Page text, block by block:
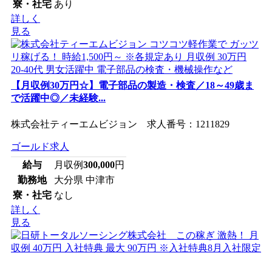
寮・社宅 あり
詳しく
見る
【月収例30万円☆】電子部品の製造・検査／18～49歳ま
で活躍中◎／未経験...
株式会社ティーエムビジョン 求人番号：1211829
ゴールド求人
給与
月収例300,000円
勤務地
大分県 中津市
寮・社宅 なし
詳しく
見る